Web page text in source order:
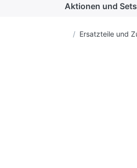
Aktionen und Sets
Startseite
Ersatzteile und